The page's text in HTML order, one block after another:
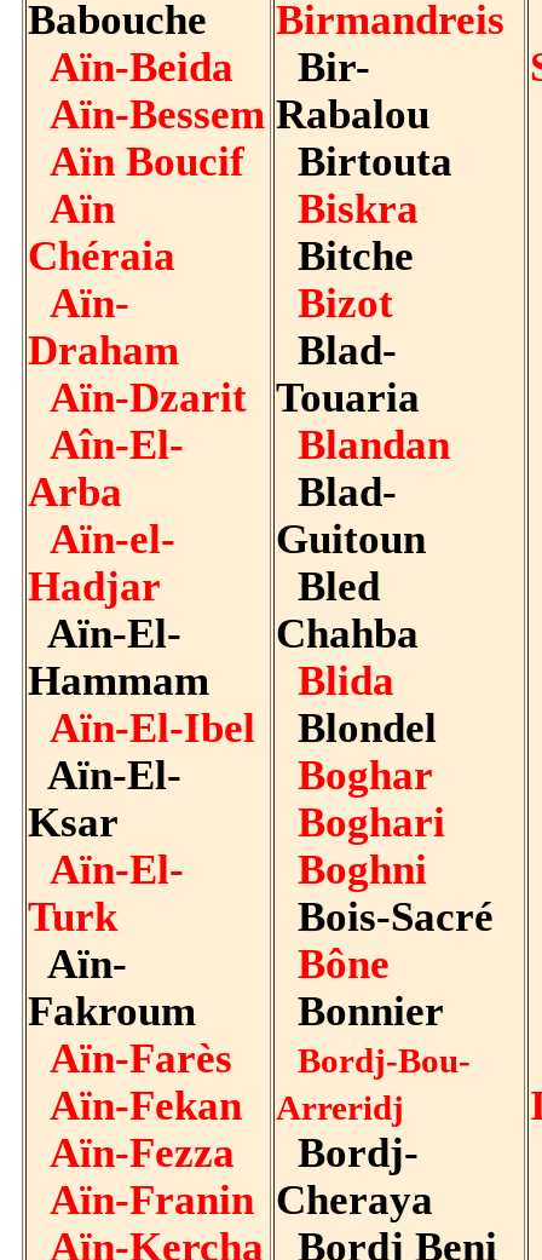
Babouche
Aïn-Beida
Aïn-Bessem
Aïn Boucif
Aïn
Chéraia
Aïn-
Draham
Aïn-Dzarit
Aîn-El-
Arba
Aïn-el-
Hadjar
Aïn-El-
Hammam
Aïn-El-Ibel
Aïn-El-
Ksar
Aïn-El-
Turk
Aïn-
Fakroum
Aïn-Farès
Aïn-Fekan
Aïn-Fezza
Aïn-Franin
Aïn-Kercha
Birmandreis
Bir-
Rabalou
Birtouta
Biskra
Bitche
Bizot
Blad-
Touaria
Blandan
Blad-
Guitoun
Bled
Chahba
Blida
Blondel
Boghar
Boghari
Boghni
Bois-Sacré
Bône
Bonnier
Bordj-Bou-
Arreridj
Bordj-
Cheraya
Bordj Beni